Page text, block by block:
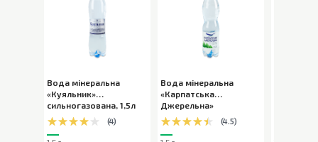
Вода мінеральна
«Куяльник»
сильногазована, 1,5л
(4)
Вода мінеральна
«Карпатська
Джерельна»
слабогазована, 1,5л
(4.5)